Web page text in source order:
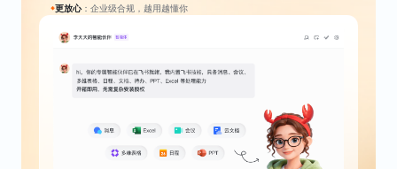
◆更放心：企业级合规，越用越懂你